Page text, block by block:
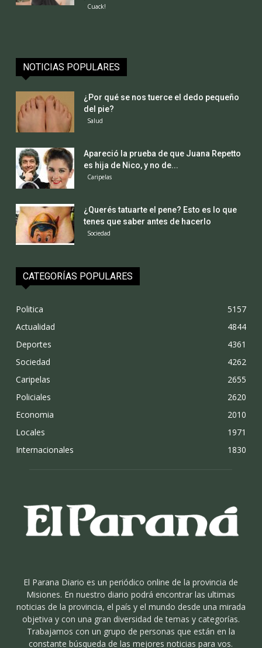
Cuack!
NOTICIAS POPULARES
¿Por qué se nos tuerce el dedo pequeño
del pie?
Salud
Apareció la prueba de que Juana Repetto
es hija de Nico, y no de...
Caripelas
¿Querés tatuarte el pene? Esto es lo que
tenes que saber antes de hacerlo
Sociedad
CATEGORÍAS POPULARES
Politica
5157
Actualidad
4844
Deportes
4361
Sociedad
4262
Caripelas
2655
Policiales
2620
Economia
2010
Locales
1971
Internacionales
1830
El Parana Diario es un periódico online de la provincia de
Misiones. En nuestro diario podrá encontrar las ultimas
noticias de la provincia, el país y el mundo desde una mirada
objetiva y con una gran diversidad de temas y categorías.
Trabajamos con un grupo de personas que están en la
constante búsqueda de las mejores noticias para vos.